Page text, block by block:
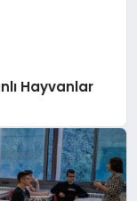
Hayvanlar